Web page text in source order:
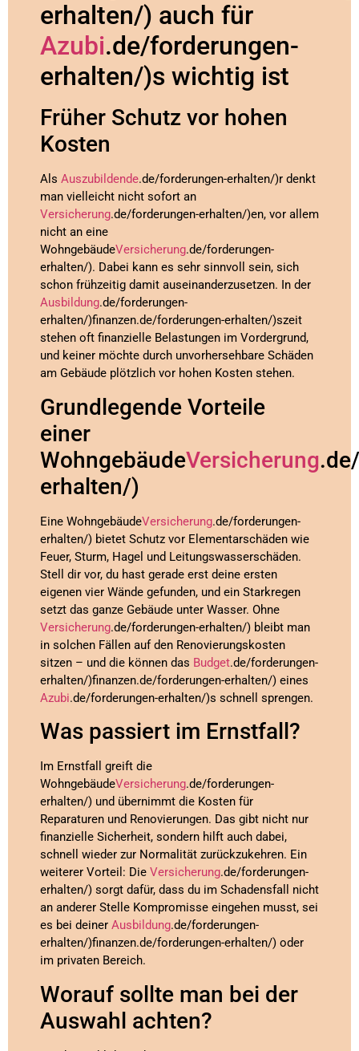
erhalten/) auch für
Azubi.de/forderungen-
erhalten/)s wichtig ist
Früher Schutz vor hohen
Kosten
Als Auszubildende.de/forderungen-erhalten/)r denkt
man vielleicht nicht sofort an
Versicherung.de/forderungen-erhalten/)en, vor allem
nicht an eine
WohngebäudeVersicherung.de/forderungen-
erhalten/). Dabei kann es sehr sinnvoll sein, sich
schon frühzeitig damit auseinanderzusetzen. In der
Ausbildung.de/forderungen-
erhalten/)finanzen.de/forderungen-erhalten/)szeit
stehen oft finanzielle Belastungen im Vordergrund,
und keiner möchte durch unvorhersehbare Schäden
am Gebäude plötzlich vor hohen Kosten stehen.
Grundlegende Vorteile
einer
WohngebäudeVersicherung
erhalten/)
Eine WohngebäudeVersicherung.de/forderungen-
erhalten/) bietet Schutz vor Elementarschäden wie
Feuer, Sturm, Hagel und Leitungswasserschäden.
Stell dir vor, du hast gerade erst deine ersten
eigenen vier Wände gefunden, und ein Starkregen
setzt das ganze Gebäude unter Wasser. Ohne
Versicherung.de/forderungen-erhalten/) bleibt man
in solchen Fällen auf den Renovierungskosten
sitzen – und die können das Budget.de/forderungen-
erhalten/)finanzen.de/forderungen-erhalten/) eines
Azubi.de/forderungen-erhalten/)s schnell sprengen.
Was passiert im Ernstfall?
Im Ernstfall greift die
WohngebäudeVersicherung.de/forderungen-
erhalten/) und übernimmt die Kosten für
Reparaturen und Renovierungen. Das gibt nicht nur
finanzielle Sicherheit, sondern hilft auch dabei,
schnell wieder zur Normalität zurückzukehren. Ein
weiterer Vorteil: Die Versicherung.de/forderungen-
erhalten/) sorgt dafür, dass du im Schadensfall nicht
an anderer Stelle Kompromisse eingehen musst, sei
es bei deiner Ausbildung.de/forderungen-
erhalten/)finanzen.de/forderungen-erhalten/) oder
im privaten Bereich.
Worauf sollte man bei der
Auswahl achten?